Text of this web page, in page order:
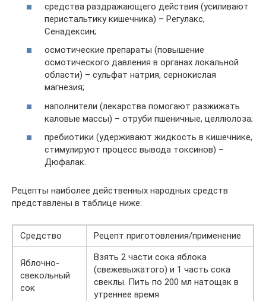
средства раздражающего действия (усиливают
перистальтику кишечника) – Регулакс,
Сенадексин;
осмотические препараты (повышение
осмотического давления в органах локальной
области) – сульфат натрия, сернокислая
магнезия;
наполнители (лекарства помогают разжижать
каловые массы) – отруби пшеничные, целлюлоза;
пребиотики (удерживают жидкость в кишечнике,
стимулируют процесс вывода токсинов) –
Дюфалак.
Рецепты наиболее действенных народных средств
представлены в таблице ниже:
Средство Рецепт приготовления/применение
Яблочно-
свекольный
сок
Взять 2 части сока яблока
(свежевыжатого) и 1 часть сока
свеклы. Пить по 200 мл натощак в
утреннее время